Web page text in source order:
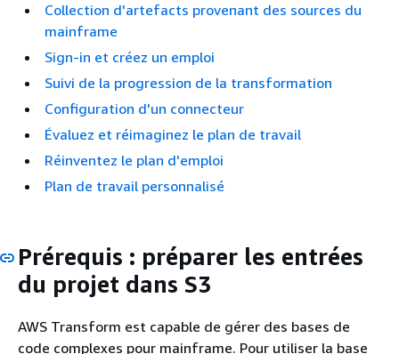
Collection d'artefacts provenant des sources du
mainframe
Sign-in et créez un emploi
Suivi de la progression de la transformation
Configuration d'un connecteur
Évaluez et réimaginez le plan de travail
Réinventez le plan d'emploi
Plan de travail personnalisé
Prérequis : préparer les entrées
du projet dans S3
AWS Transform est capable de gérer des bases de
code complexes pour mainframe. Pour utiliser la base